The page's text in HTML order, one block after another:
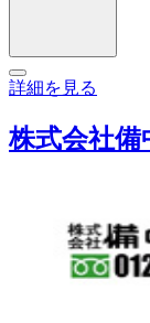
詳細を見る
株式会社備